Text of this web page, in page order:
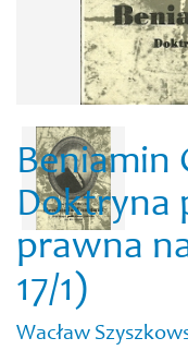
Beniamin
Doktryna
prawna
17/1)
Wacław